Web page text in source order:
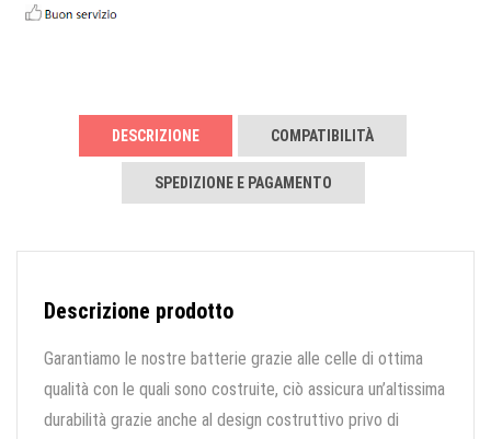
DESCRIZIONE COMPATIBILITÀ
SPEDIZIONE E PAGAMENTO
Descrizione prodotto
Garantiamo le nostre batterie grazie alle celle di ottima
qualità con le quali sono costruite, ciò assicura un’altissima
durabilità grazie anche al design costruttivo privo di